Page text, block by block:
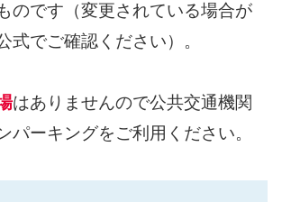
のです（変更されている場合が
式でご確認ください）。
はありませんので公共交通機関
パーキングをご利用ください。